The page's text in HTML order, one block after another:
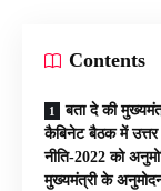
Contents
बता दे की
कैबिनेट बैठक में उत्तर
नीति-2022 को
मुख्यमंत्री के